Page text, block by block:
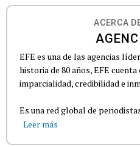
ACERCA
EFE es una de las agencias
historia de 80 años, EFE
imparcialidad, credibilidad e
Es una red global de
Leer más